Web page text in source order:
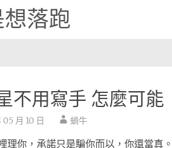
落跑
不用寫手 怎麼可能
05 月 10 日 蝸牛
理你，承諾只是騙你而以，你還當真。